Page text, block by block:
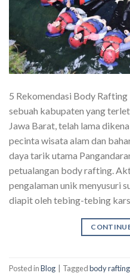
5 Rekomendasi Body Rafting
sebuah kabupaten yang
Jawa Barat, telah lama
pecinta wisata alam dan
daya tarik utama
petualangan body rafting.
pengalaman unik menyusuri
diapit oleh tebing-tebing
Posted inBlog Taggedbody